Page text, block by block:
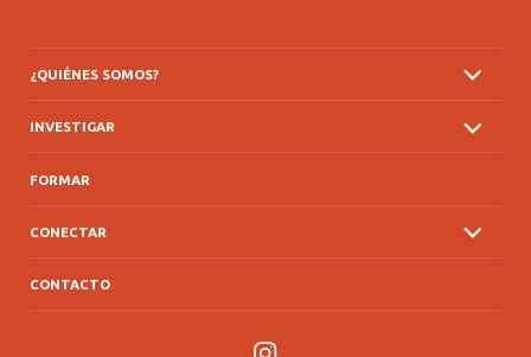
¿QUIÉNES SOMOS?
INVESTIGAR
FORMAR
CONECTAR
CONTACTO
Instagram